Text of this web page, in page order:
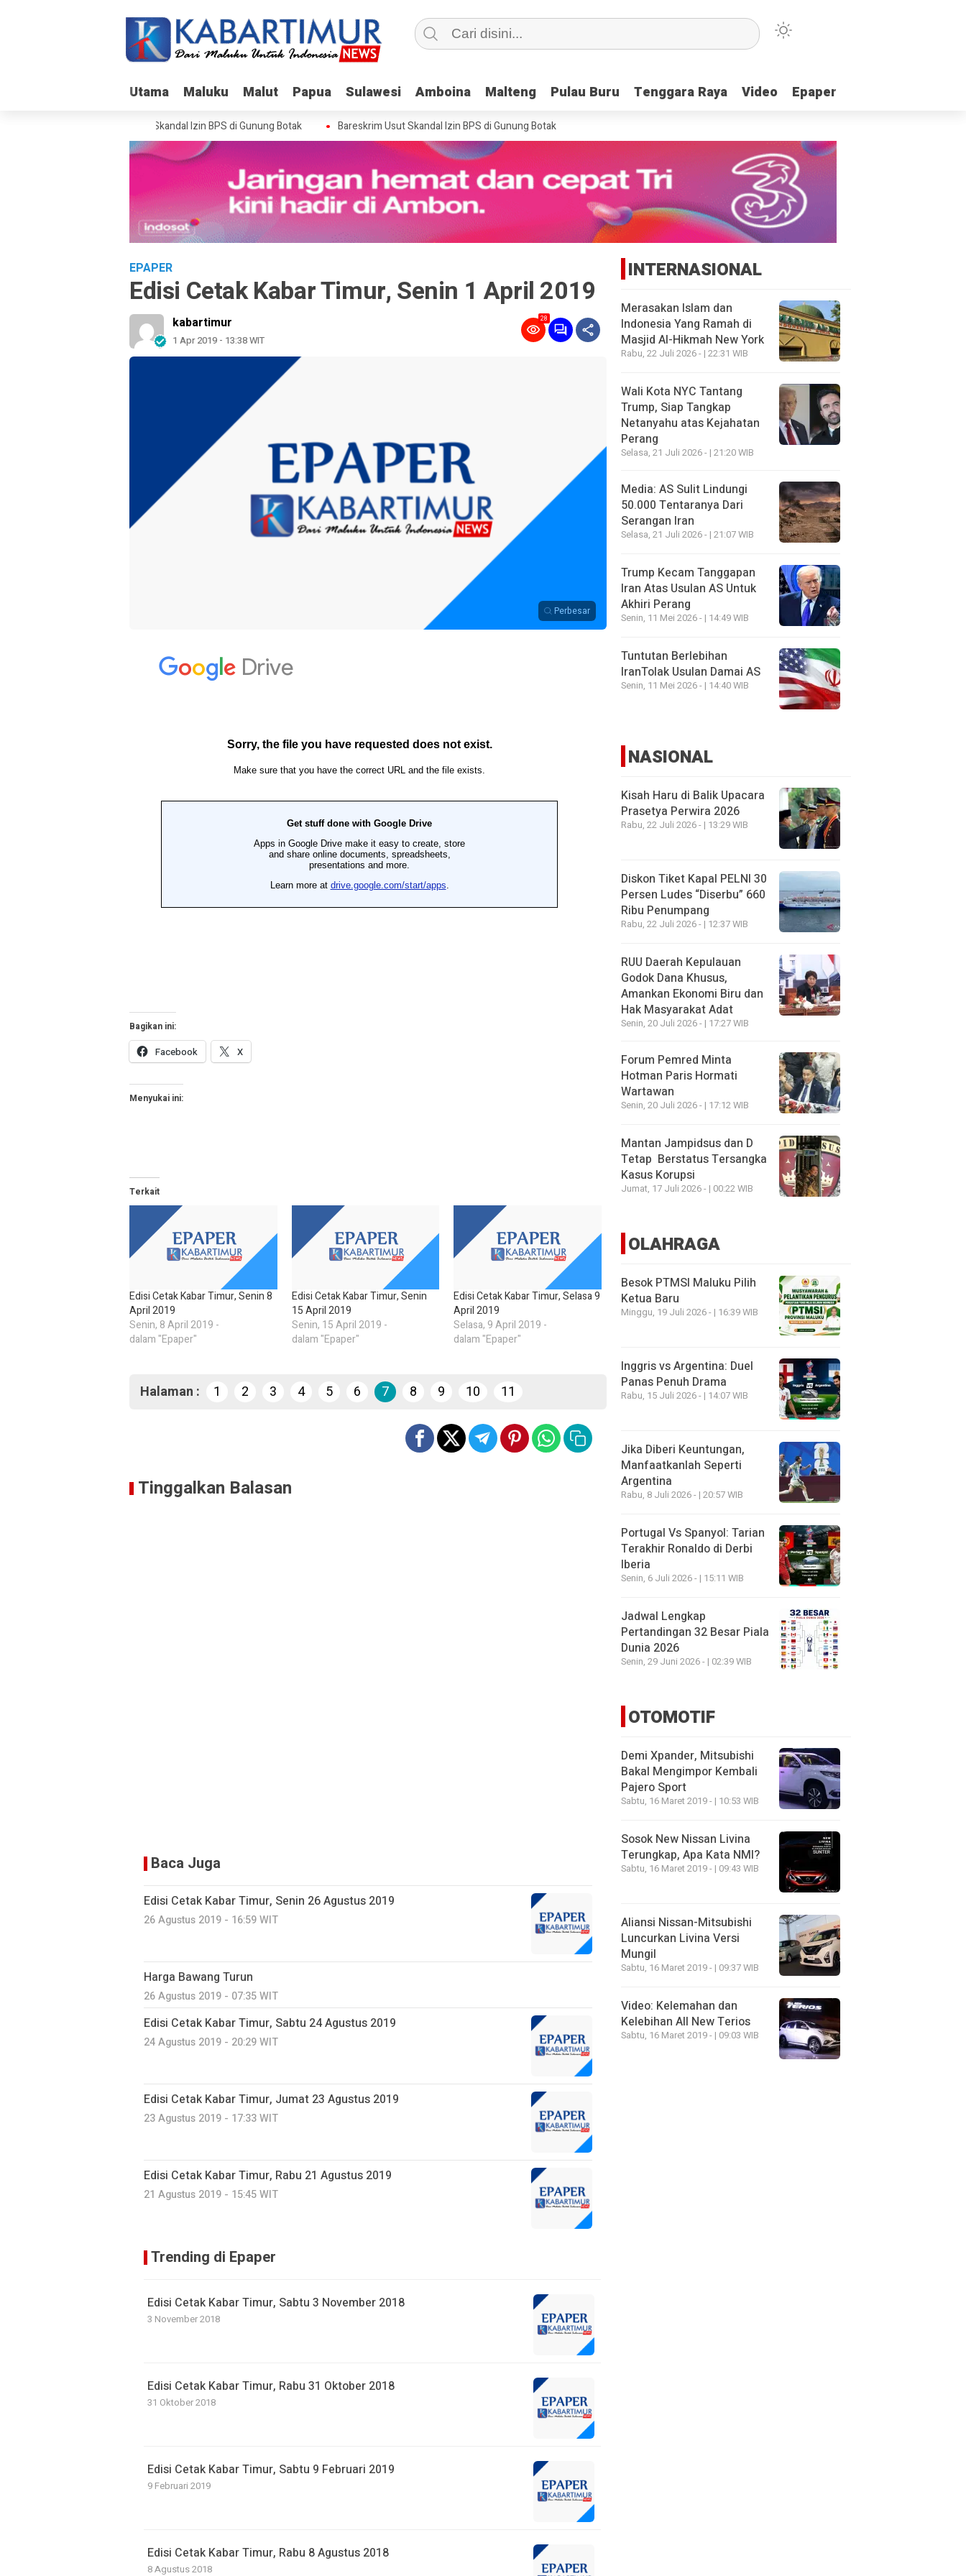
Utama Maluku Malut Papua Sulawesi Amboina Malteng Pulau Buru Tenggara Raya Video Epaper
Utama Maluku Malut Papua Sulawesi Amboina Malteng Pulau Buru Tenggara Raya Video Epaper
Bareskrim Usut Skandal Izin BPS di Gunung Botak Bareskrim Usut Skandal Izin BPS di Gunung Botak
EPAPER
Edisi Cetak Kabar Timur, Senin 1 April 2019
kabartimur
1 Apr 2019 - 13:38 WIT
28
Perbesar
Bagikan ini:
Facebook X
Menyukai ini:
Terkait
Edisi Cetak Kabar Timur, Senin 8
April 2019
Senin, 8 April 2019 -
dalam "Epaper"
Edisi Cetak Kabar Timur, Senin
15 April 2019
Senin, 15 April 2019 -
dalam "Epaper"
Edisi Cetak Kabar Timur, Selasa 9
April 2019
Selasa, 9 April 2019 -
dalam "Epaper"
Halaman : 1 2 3 4 5 6 7 8 9 10 11
Tinggalkan Balasan
Baca Juga
Edisi Cetak Kabar Timur, Senin 26 Agustus 2019
26 Agustus 2019 - 16:59 WIT
Harga Bawang Turun
26 Agustus 2019 - 07:35 WIT
Edisi Cetak Kabar Timur, Sabtu 24 Agustus 2019
24 Agustus 2019 - 20:29 WIT
Edisi Cetak Kabar Timur, Jumat 23 Agustus 2019
23 Agustus 2019 - 17:33 WIT
Edisi Cetak Kabar Timur, Rabu 21 Agustus 2019
21 Agustus 2019 - 15:45 WIT
Trending di Epaper
Edisi Cetak Kabar Timur, Sabtu 3 November 2018
3 November 2018
Edisi Cetak Kabar Timur, Rabu 31 Oktober 2018
31 Oktober 2018
Edisi Cetak Kabar Timur, Sabtu 9 Februari 2019
9 Februari 2019
Edisi Cetak Kabar Timur, Rabu 8 Agustus 2018
8 Agustus 2018
INTERNASIONAL
Merasakan Islam dan
Indonesia Yang Ramah di
Masjid Al-Hikmah New York
Rabu, 22 Juli 2026 - | 22:31 WIB
Wali Kota NYC Tantang
Trump, Siap Tangkap
Netanyahu atas Kejahatan
Perang
Selasa, 21 Juli 2026 - | 21:20 WIB
Media: AS Sulit Lindungi
50.000 Tentaranya Dari
Serangan Iran
Selasa, 21 Juli 2026 - | 21:07 WIB
Trump Kecam Tanggapan
Iran Atas Usulan AS Untuk
Akhiri Perang
Senin, 11 Mei 2026 - | 14:49 WIB
Tuntutan Berlebihan
IranTolak Usulan Damai AS
Senin, 11 Mei 2026 - | 14:40 WIB
NASIONAL
Kisah Haru di Balik Upacara
Prasetya Perwira 2026
Rabu, 22 Juli 2026 - | 13:29 WIB
Diskon Tiket Kapal PELNI 30
Persen Ludes “Diserbu” 660
Ribu Penumpang
Rabu, 22 Juli 2026 - | 12:37 WIB
RUU Daerah Kepulauan
Godok Dana Khusus,
Amankan Ekonomi Biru dan
Hak Masyarakat Adat
Senin, 20 Juli 2026 - | 17:27 WIB
Forum Pemred Minta
Hotman Paris Hormati
Wartawan
Senin, 20 Juli 2026 - | 17:12 WIB
Mantan Jampidsus dan D
Tetap Berstatus Tersangka
Kasus Korupsi
Jumat, 17 Juli 2026 - | 00:22 WIB
OLAHRAGA
Besok PTMSI Maluku Pilih
Ketua Baru
Minggu, 19 Juli 2026 - | 16:39 WIB
Inggris vs Argentina: Duel
Panas Penuh Drama
Rabu, 15 Juli 2026 - | 14:07 WIB
Jika Diberi Keuntungan,
Manfaatkanlah Seperti
Argentina
Rabu, 8 Juli 2026 - | 20:57 WIB
Portugal Vs Spanyol: Tarian
Terakhir Ronaldo di Derbi
Iberia
Senin, 6 Juli 2026 - | 15:11 WIB
Jadwal Lengkap
Pertandingan 32 Besar Piala
Dunia 2026
Senin, 29 Juni 2026 - | 02:39 WIB
OTOMOTIF
Demi Xpander, Mitsubishi
Bakal Mengimpor Kembali
Pajero Sport
Sabtu, 16 Maret 2019 - | 10:53 WIB
Sosok New Nissan Livina
Terungkap, Apa Kata NMI?
Sabtu, 16 Maret 2019 - | 09:43 WIB
Aliansi Nissan-Mitsubishi
Luncurkan Livina Versi
Mungil
Sabtu, 16 Maret 2019 - | 09:37 WIB
Video: Kelemahan dan
Kelebihan All New Terios
Sabtu, 16 Maret 2019 - | 09:03 WIB